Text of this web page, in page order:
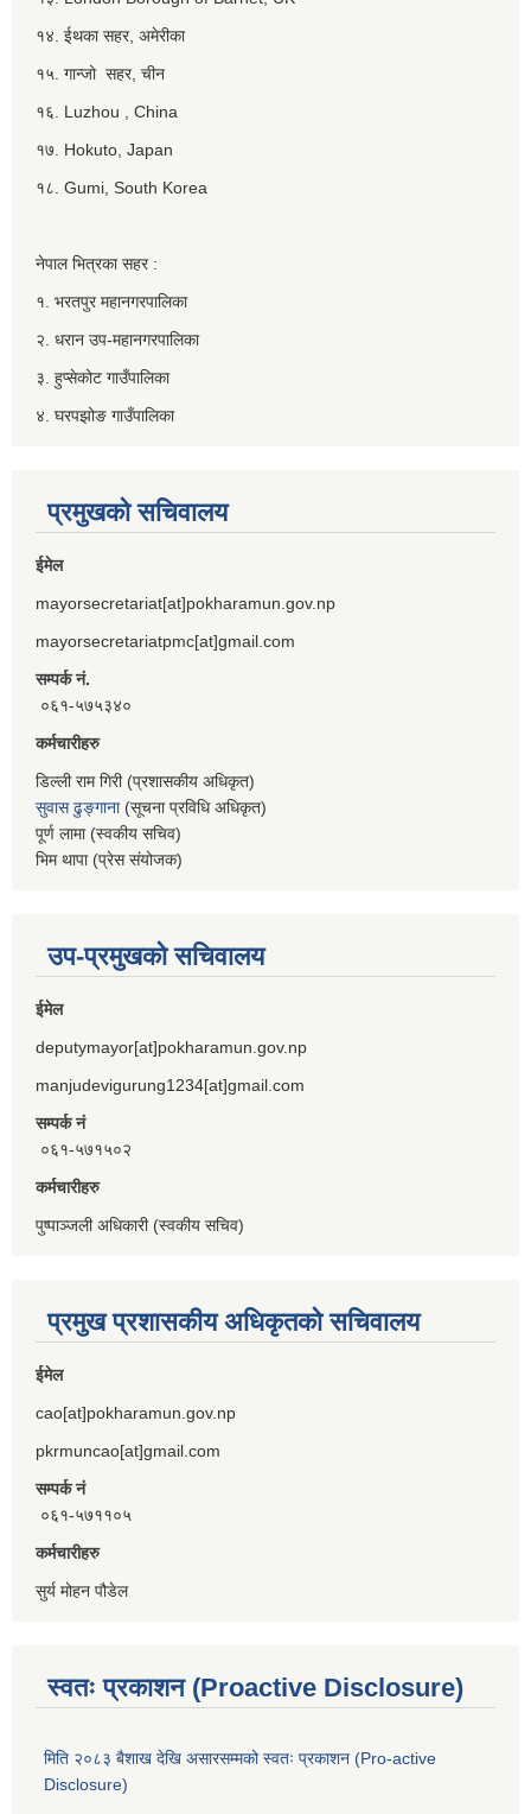
१४. ईथका सहर, अमेरीका
१५. गान्जो सहर, चीन
१६. Luzhou , China
१७. Hokuto, Japan
१८. Gumi, South Korea
नेपाल भित्रका सहर :
१. भरतपुर महानगरपालिका
२. धरान उप-महानगरपालिका
३. हुप्सेकोट गाउँपालिका
४. घरपझोङ गाउँपालिका
प्रमुखको सचिवालय
ईमेल
mayorsecretariat[at]pokharamun.gov.np
mayorsecretariatpmc[at]gmail.com
सम्पर्क नं.
०६१-५७५३४०
कर्मचारीहरु
डिल्ली राम गिरी (प्रशासकीय अधिकृत)
सुवास ढुङ्गाना(सूचना प्रविधि अधिकृत)
पूर्ण लामा (स्वकीय सचिव)
भिम थापा (प्रेस संयोजक)
उप-प्रमुखको सचिवालय
ईमेल
deputymayor[at]pokharamun.gov.np
manjudevigurung1234[at]gmail.com
सम्पर्क नं
०६१-५७१५०२
कर्मचारीहरु
पुष्पाञ्जली अधिकारी (स्वकीय सचिव)
प्रमुख प्रशासकीय अधिकृतको सचिवालय
ईमेल
cao[at]pokharamun.gov.np
pkrmuncao[at]gmail.com
सम्पर्क नं
०६१-५७११०५
कर्मचारीहरु
सुर्य मोहन पौडेल
स्वतः प्रकाशन (Proactive Disclosure)
मिति २०८३ बैशाख देखि असारसम्मको स्वतः प्रकाशन (Pro-active
Disclosure)